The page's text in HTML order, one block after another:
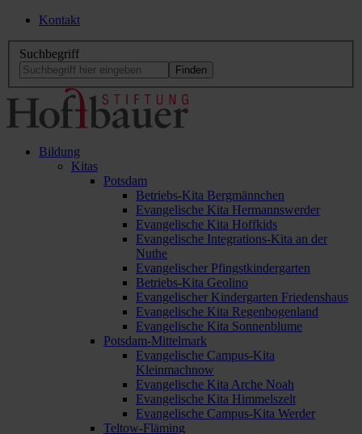
Kontakt
Suchbegriff
Bildung
Kitas
Potsdam
Betriebs-Kita Bergmännchen
Evangelische Kita Hermannswerder
Evangelische Kita Hoffkids
Evangelische Integrations-Kita an der
Nuthe
Evangelischer Pfingstkindergarten
Betriebs-Kita Geolino
Evangelischer Kindergarten Friedenshaus
Evangelische Kita Regenbogenland
Evangelische Kita Sonnenblume
Potsdam-Mittelmark
Evangelische Campus-Kita
Kleinmachnow
Evangelische Kita Arche Noah
Evangelische Kita Himmelszelt
Evangelische Campus-Kita Werder
Teltow-Fläming